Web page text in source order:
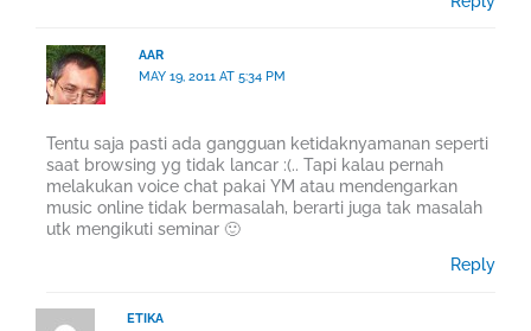
AAR
MAY 19, 2011 AT 5:34 PM
Tentu saja pasti ada gangguan ketidaknyamanan seperti
saat browsing yg tidak lancar :(.. Tapi kalau pernah
melakukan voice chat pakai YM atau mendengarkan
music online tidak bermasalah, berarti juga tak masalah
utk mengikuti seminar 🙂
Reply
ETIKA